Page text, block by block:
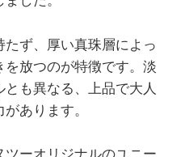
ず、厚い真珠層によっ
放つのが特徴です。淡
も異なる、上品で大人
あります。
ーオリジナルのユニー